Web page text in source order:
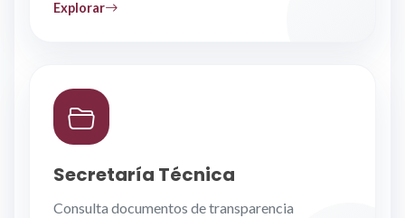
Explorar
Secretaría Técnica
Consulta documentos de transparencia